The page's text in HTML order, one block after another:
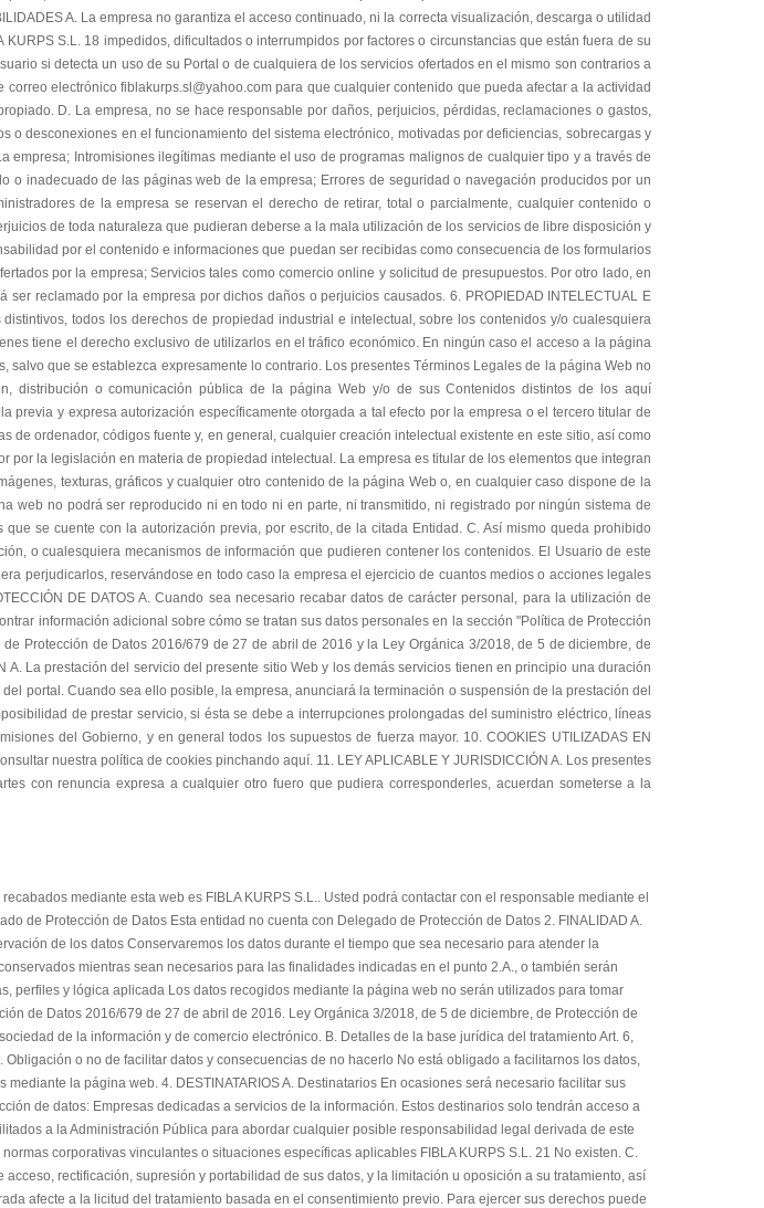
mediante esta web es FIBLA KURPS S.L.. Usted podrá contactar con el responsable mediante el
de Protección de Datos Esta entidad no cuenta con Delegado de Protección de Datos 2. FINALIDAD A.
de los datos Conservaremos los datos durante el tiempo que sea necesario para atender la
mientras sean necesarios para las finalidades indicadas en el punto 2.A., o también serán
y lógica aplicada Los datos recogidos mediante la página web no serán utilizados para tomar
de Datos 2016/679 de 27 de abril de 2016. Ley Orgánica 3/2018, de 5 de diciembre, de Protección de
de la información y de comercio electrónico. B. Detalles de la base jurídica del tratamiento Art. 6,
o no de facilitar datos y consecuencias de no hacerlo No está obligado a facilitarnos los datos,
la página web. 4. DESTINATARIOS A. Destinatarios En ocasiones será necesario facilitar sus
de datos: Empresas dedicadas a servicios de la información. Estos destinarios solo tendrán acceso a
a la Administración Pública para abordar cualquier posible responsabilidad legal derivada de este
corporativas vinculantes o situaciones específicas aplicables FIBLA KURPS S.L. 21 No existen. C.
rectificación, supresión y portabilidad de sus datos, y la limitación u oposición a su tratamiento, así
afecte a la licitud del tratamiento basada en el consentimiento previo. Para ejercer sus derechos puede